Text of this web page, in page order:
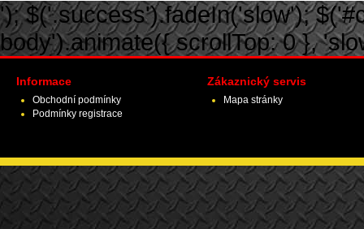
'); $('.success').fadeIn('slow');
body').animate({ scrollTop: 0 },
Informace
Obchodní podmínky
Podmínky registrace
Zákaznický servis
Mapa stránky